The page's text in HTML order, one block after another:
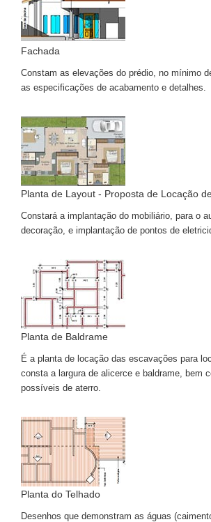
Fachada
Constam as elevações do prédio, no mínimo
as especificações de acabamento e detalhes.
Planta de Layout - Proposta de Locação
Constará a implantação do mobiliário, para o
decoração, e implantação de pontos de
Planta de Baldrame
É a planta de locação das escavações para
consta a largura de alicerce e baldrame, bem
possíveis de aterro.
Planta do Telhado
Desenhos que demonstram as águas